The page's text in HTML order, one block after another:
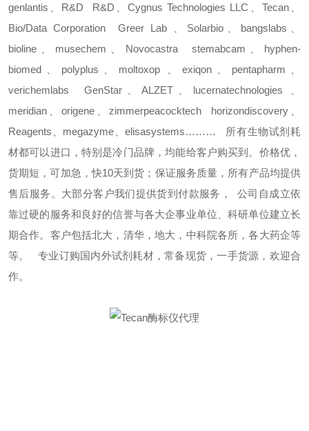
genlantis
R&D R&D 、Cygnus Technologies LLC Tecan、
Bio/Data Corporation Greer Lab Solarbio bangslabs
bioline
musechem Novocastrastemabcam
hyphen-
biomed
polyplus moltoxop 、exiqon pentapharm
verichemlabs GenStar、ALZET lucernatechnologies
meridian
origene zimmerpeacocktech horizondiscovery
Reagents
megazyme 、elisasystems………
所有生物试剂耗
材都可以进口，特别是冷门品牌，均能给客户购买到。价格优，
货期短，可加急，快10天到货；保证服务质量，所有产品均提供
售后服务。大部分客户我们提供货到付款服务，
公司自成立依
靠过硬的服务和良好的信誉与各大企事业单位、科研单位建立长
期合作。客户包括北大，清华，地大，中科院各所，各大药企等
等。
专业订购国内外试剂耗材，常备现货，一手货源，欢迎合
作。